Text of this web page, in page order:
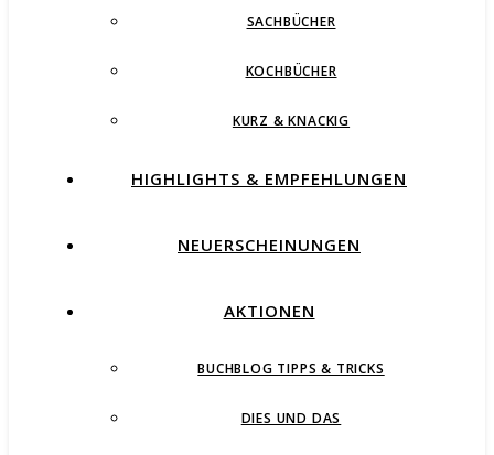
SACHBÜCHER
KOCHBÜCHER
KURZ & KNACKIG
HIGHLIGHTS & EMPFEHLUNGEN
NEUERSCHEINUNGEN
AKTIONEN
BUCHBLOG TIPPS & TRICKS
DIES UND DAS